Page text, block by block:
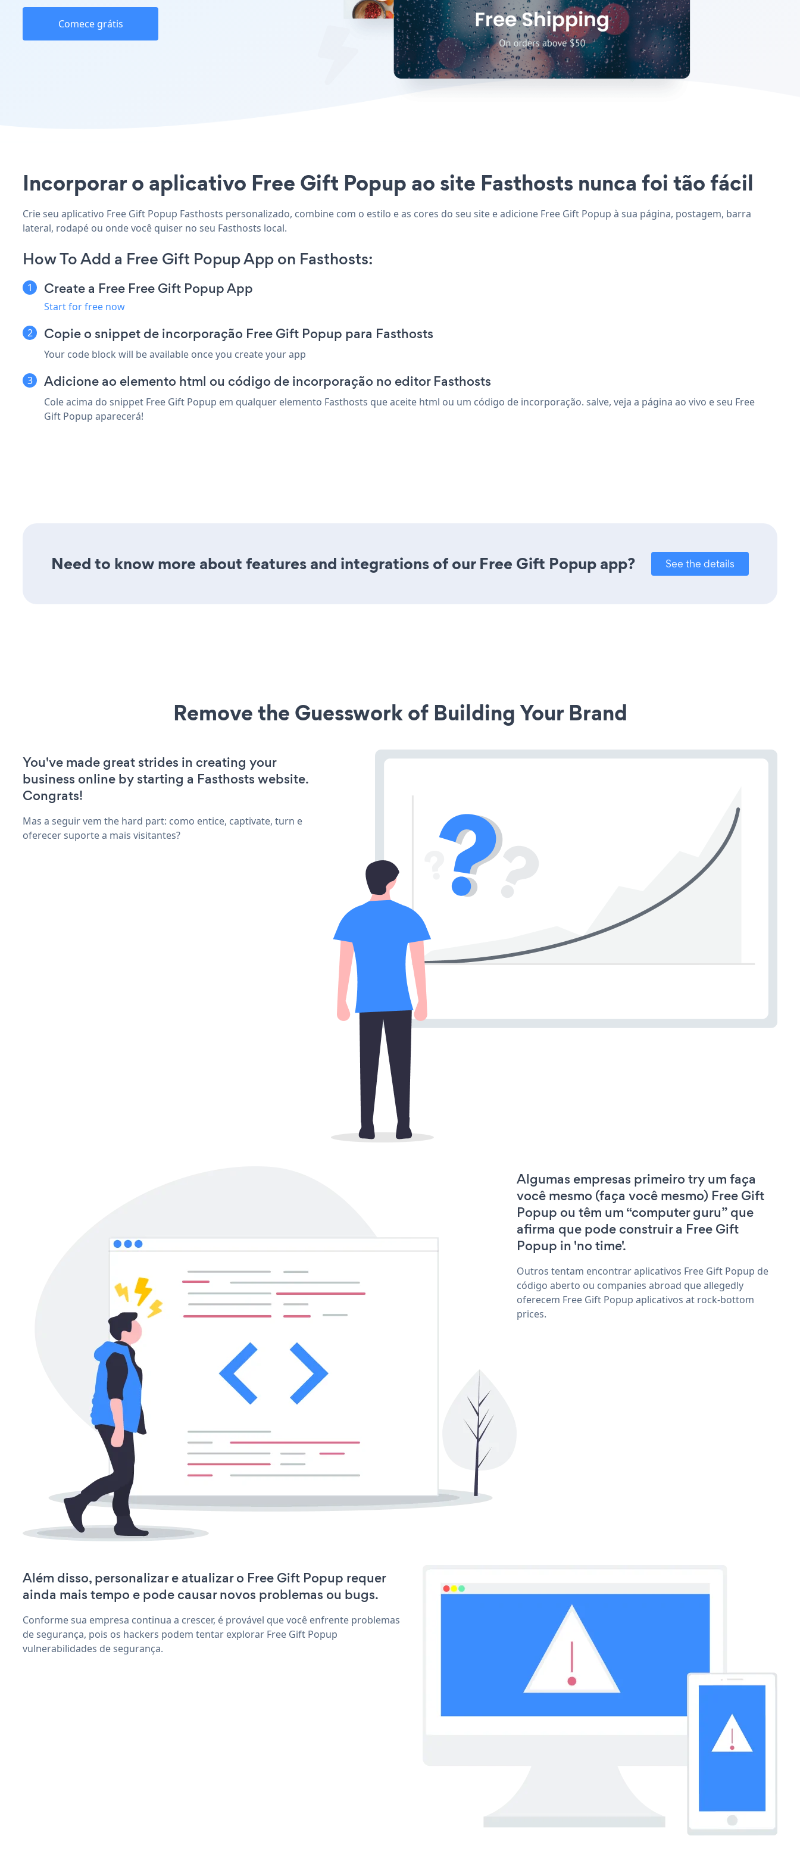
Comece grátis
Incorporar o aplicativo Free Gift Popup ao site Fasthosts nunca foi tão fácil
Crie seu aplicativo Free Gift Popup Fasthosts personalizado, combine com o estilo e as cores do seu site e adicione Free Gift Popup à sua página, postagem, barra
lateral, rodapé ou onde você quiser no seu Fasthosts local.
How To Add a Free Gift Popup App on Fasthosts:
Create a Free Free Gift Popup App
Start for free now
Copie o snippet de incorporação Free Gift Popup para Fasthosts
Your code block will be available once you create your app
Adicione ao elemento html ou código de incorporação no editor Fasthosts
Cole acima do snippet Free Gift Popup em qualquer elemento Fasthosts que aceite html ou um código de incorporação. salve, veja a página ao vivo e seu Free
Gift Popup aparecerá!
Need to know more about features and integrations of our Free Gift Popup app? See the details
Remove the Guesswork of Building Your Brand
You've made great strides in creating your
business online by starting a Fasthosts website.
Congrats!
Mas a seguir vem the hard part: como entice, captivate, turn e
oferecer suporte a mais visitantes?
Algumas empresas primeiro try um faça
você mesmo (faça você mesmo) Free Gift
Popup ou têm um “computer guru” que
afirma que pode construir a Free Gift
Popup in 'no time'.
Outros tentam encontrar aplicativos Free Gift Popup de
código aberto ou companies abroad que allegedly
oferecem Free Gift Popup aplicativos at rock-bottom
prices.
Além disso, personalizar e atualizar o Free Gift Popup requer
ainda mais tempo e pode causar novos problemas ou bugs.
Conforme sua empresa continua a crescer, é provável que você enfrente problemas
de segurança, pois os hackers podem tentar explorar Free Gift Popup
vulnerabilidades de segurança.